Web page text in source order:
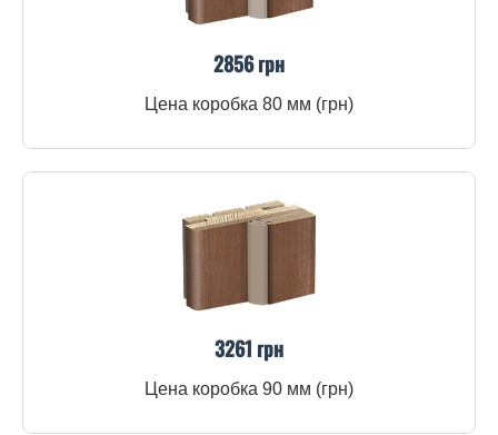
2856 грн
Цена коробка 80 мм (грн)
3261 грн
Цена коробка 90 мм (грн)